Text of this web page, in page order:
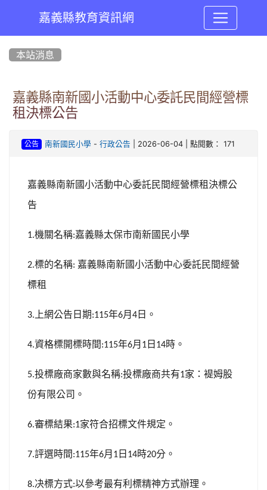
嘉義縣教育資訊網
本站消息
嘉義縣南新國小活動中心委託民間經營標
租決標公告
公告 南新國民小學- 行政公告 | 2026-06-04 | 點閱數： 171
嘉義縣南新國小活動中心委託民間經營標租 決標公
告
1.機關名稱:嘉義縣太保市南新國民小學
2.標的名稱: 嘉義縣南新國小活動中心委託民間經營
標租
3. 上網公告日期:115年6月 4 日。
4.資格標開標時間:115年6月 1 日 14時。
5.投標廠商家數與名稱:投標廠商共有1家：褆姆股
份有限公司。
6.審標結果:1家符合招標文件規定。
7.評選時間:115年6月 1 日 14時20分。
8.决標方式:以參考最有利標精神方式辦理。